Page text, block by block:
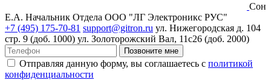
Сон
Е.А. Начальник Отдела ООО "ЛГ Электроникс РУС"
+7 (495) 175-70-81 support@gitron.ru ул. Нижегородская д. 104
стр. 9 (доб. 1000) ул. Золоторожский Вал, 11с26 (доб. 2000)
Позвоните мне
Отправляя данную форму, вы соглашаетесь с политикой
конфиденциальности